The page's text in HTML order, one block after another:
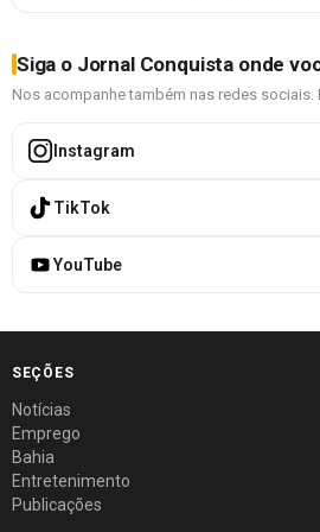
Siga o Jornal Conquista onde
Nos acompanhe também nas redes sociais.
Instagram
TikTok
YouTube
SEÇÕES
Notícias
Emprego
Bahia
Entretenimento
Publicações